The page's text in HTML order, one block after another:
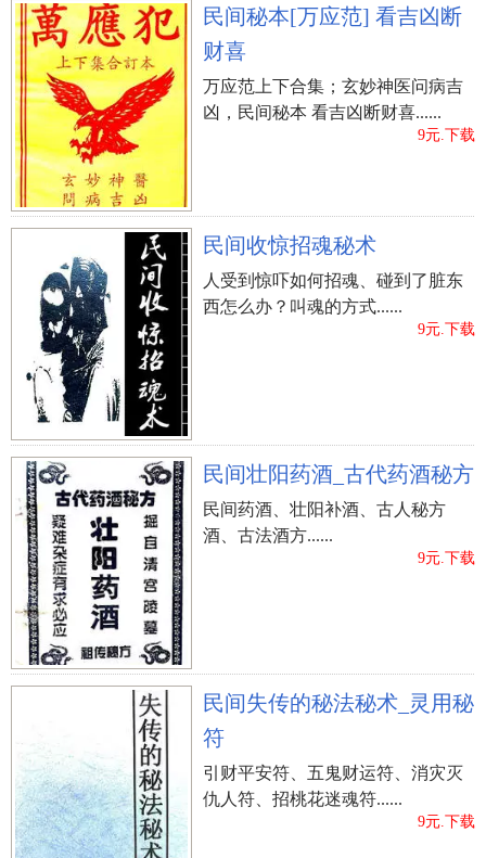
民间秘本[万应范] 看吉凶断
财喜
万应范上下合集；玄妙神医问病吉
凶，民间秘本 看吉凶断财喜......
9元.下载
民间收惊招魂秘术
人受到惊吓如何招魂、碰到了脏东
西怎么办？叫魂的方式......
9元.下载
民间壮阳药酒_古代药酒秘方
民间药酒、壮阳补酒、古人秘方
酒、古法酒方......
9元.下载
民间失传的秘法秘术_灵用秘
符
引财平安符、五鬼财运符、消灾灭
仇人符、招桃花迷魂符......
9元.下载